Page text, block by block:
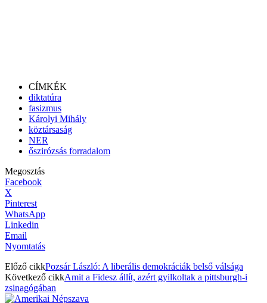
CÍMKÉK
diktatúra
fasizmus
Károlyi Mihály
köztársaság
NER
őszirózsás forradalom
Megosztás
Facebook
X
Pinterest
WhatsApp
Linkedin
Email
Nyomtatás
Előző cikkPozsár László: A liberális demokráciák belső válsága
Következő cikkAmit a Fidesz állít, azért gyilkoltak a pittsburgh-i
zsinagógában